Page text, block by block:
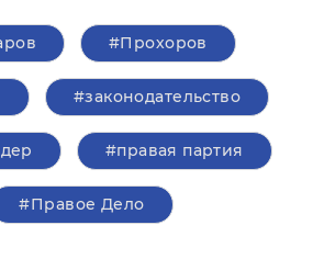
#Прохоров
#законодательство
#правая партия
#Правое Дело